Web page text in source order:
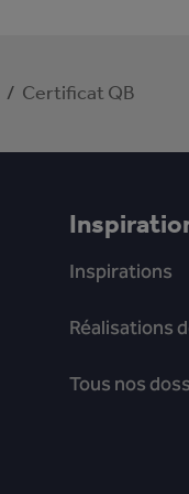
/ Certificat QB
Inspirations
Réalisations
Tous nos